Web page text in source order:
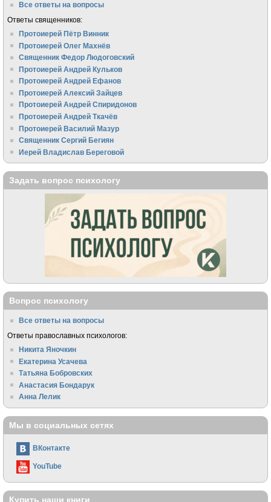
Все ответы на вопросы
Ответы священников:
Протоиерей Пётр Винник
Протоиерей Олег Махнёв
Священник Федор Людоговский
Протоиерей Андрей Кульков
Протоиерей Андрей Ефанов
Протоиерей Алексий Зайцев
Протоиерей Андрей Спиридонов
Протоиерей Андрей Ткачёв
Протоиерей Василий Мазур
Священник Сергий Бегиян
Иерей Владислав Береговой
Задать вопрос психологу
Вопрос психологу
Все ответы на вопросы
Ответы православных психологов:
Никита Яночкин
Екатерина Усачева
Татьяна Бобровских
Анастасия Бондарук
Анна Лелик
Мы в социальных сетях
ВКонтакте
YouTube
Купить наши книги